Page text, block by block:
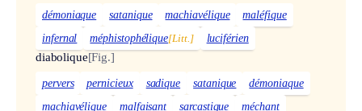
démoniaque satanique machiavélique
maléfique
infernal
méphistophélique[Litt.] luciférien
diabolique[Fig.]
pervers pernicieux sadique satanique
démoniaque
machiavélique
malfaisant sarcastique
méchant